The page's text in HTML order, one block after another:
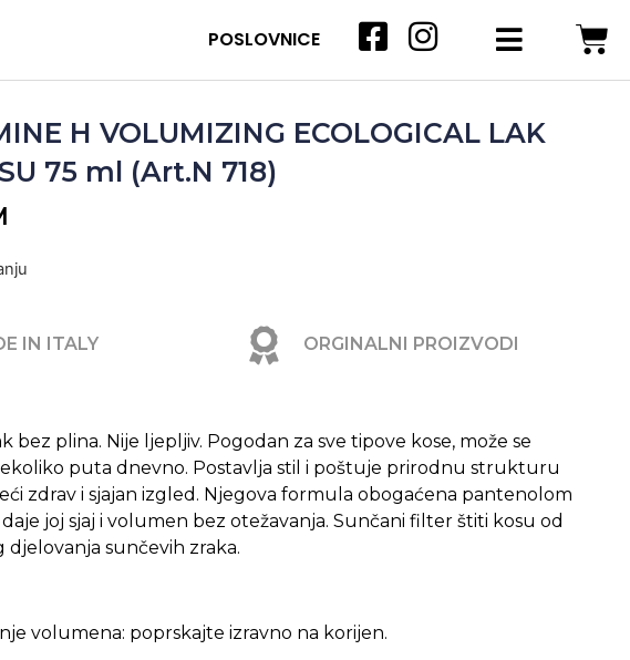
POSLOVNICE
H VOLUMIZING ECOLOGICAL LAK
75 ml (Art.N 718)
IN ITALY ORGINALNI PROIZVODI
bez plina. Nije ljepljiv. Pogodan za sve tipove kose, može se
puta dnevno. Postavlja stil i poštuje prirodnu strukturu
zdrav i sjajan izgled. Njegova formula obogaćena pantenolom
daje joj sjaj i volumen bez otežavanja. Sunčani filter štiti kosu od
djelovanja sunčevih zraka.
volumena: poprskajte izravno na korijen.